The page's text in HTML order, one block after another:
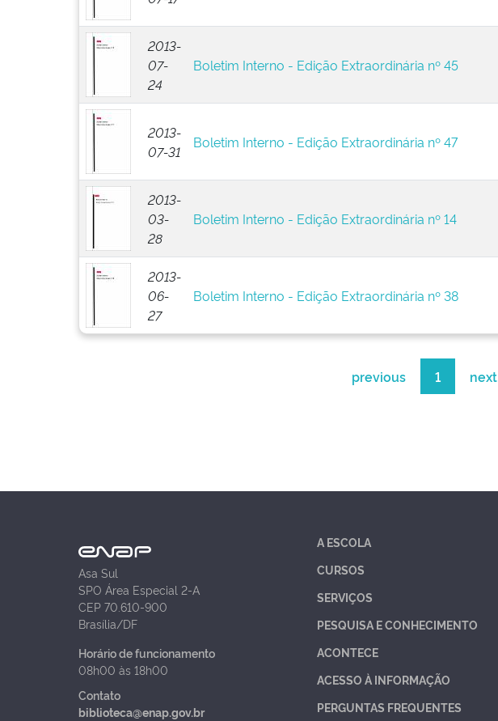
2013-
07-
24
Boletim Interno - Edição Extraordinária nº 45
2013-
07-31
Boletim Interno - Edição Extraordinária nº 47
2013-
03-
28
Boletim Interno - Edição Extraordinária nº 14
2013-
06-
27
Boletim Interno - Edição Extraordinária nº 38
previous 1 next
Asa Sul
SPO Área Especial 2-A
CEP 70.610-900
Brasília/DF
Horário de funcionamento
08h00 às 18h00
Contato
biblioteca@enap.gov.br
A ESCOLA
CURSOS
SERVIÇOS
PESQUISA E CONHECIMENTO
ACONTECE
ACESSO À INFORMAÇÃO
PERGUNTAS FREQUENTES